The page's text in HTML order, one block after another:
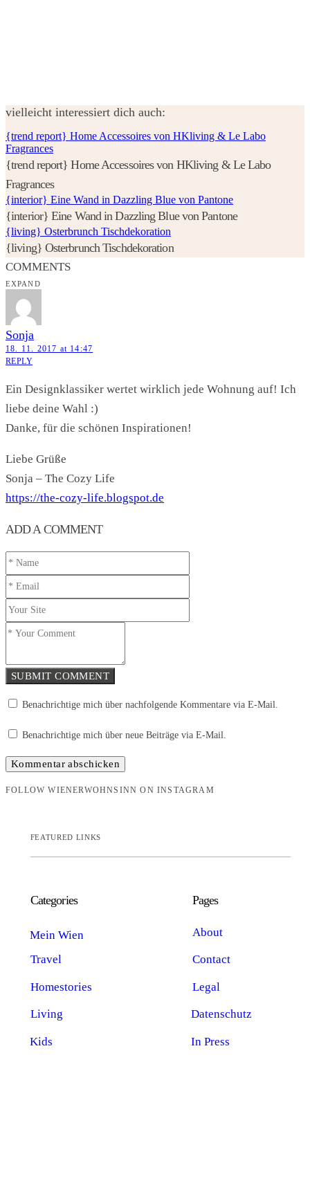
vielleicht interessiert dich auch:
{trend report} Home Accessoires von HKliving & Le Labo
Fragrances
{trend report} Home Accessoires von HKliving & Le Labo
Fragrances
{interior} Eine Wand in Dazzling Blue von Pantone
{interior} Eine Wand in Dazzling Blue von Pantone
{living} Osterbrunch Tischdekoration
{living} Osterbrunch Tischdekoration
COMMENTS
EXPAND
Sonja
18. 11. 2017 at 14:47
REPLY
Ein Designklassiker wertet wirklich jede Wohnung auf! Ich
liebe deine Wahl :)
Danke, für die schönen Inspirationen!
Liebe Grüße
Sonja – The Cozy Life
https://the-cozy-life.blogspot.de
ADD A COMMENT
SUBMIT COMMENT
Benachrichtige mich über nachfolgende Kommentare via E-Mail.
Benachrichtige mich über neue Beiträge via E-Mail.
FOLLOW WIENERWOHNSINN ON INSTAGRAM
FEATURED LINKS
Categories Pages
Living
About
Travel Contact
Homestories
In Press
Mein Wien
Legal
Kids
Datenschutz